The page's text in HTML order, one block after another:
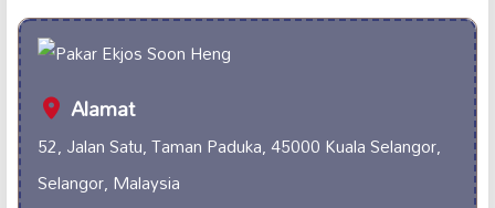
Alamat
52, Jalan Satu, Taman Paduka, 45000 Kuala Selangor,
Selangor, Malaysia